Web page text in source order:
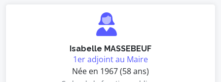
Isabelle MASSEBEUF
1er adjoint au Maire
Née en 1967 (58 ans)